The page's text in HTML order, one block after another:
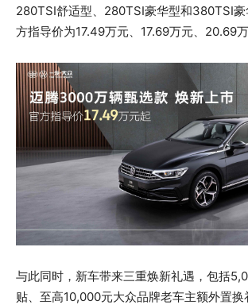
280TSI舒适型、280TSI豪华型和380TSI
方指导价为17.49万元、17.69万元、20.69万
与此同时，新车带来三重焕新礼遇，包括
贴、至高10,000元大众品牌老车主额外置